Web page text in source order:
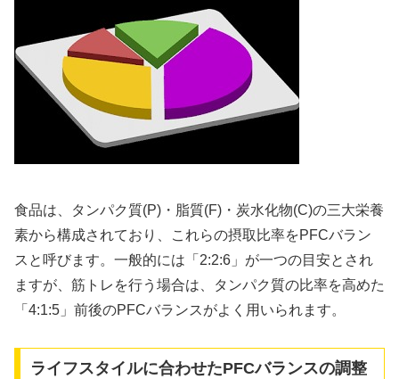
食品は、タンパク質(P)・脂質(F)・炭水化物(C)の三大栄養
素から構成されており、これらの摂取比率をPFCバラン
スと呼びます。一般的には「2:2:6」が一つの目安とされ
ますが、筋トレを行う場合は、タンパク質の比率を高めた
「4:1:5」前後のPFCバランスがよく用いられます。
ライフスタイルに合わせたPFCバランスの調整